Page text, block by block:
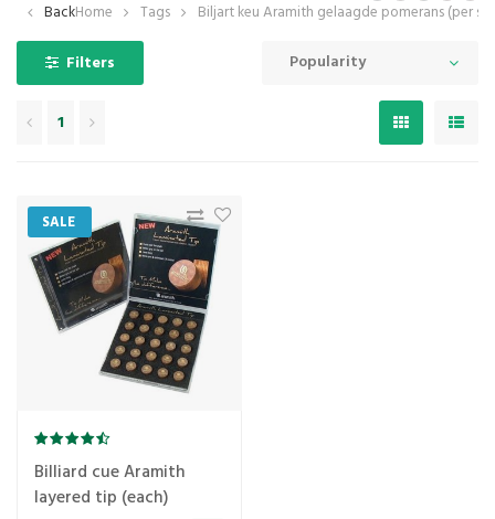
BackHome Tags Biljart keu Aramith gelaagde pomerans (per
Filters Popularity
1
SALE
Billiard cue Aramith
layered tip (each)